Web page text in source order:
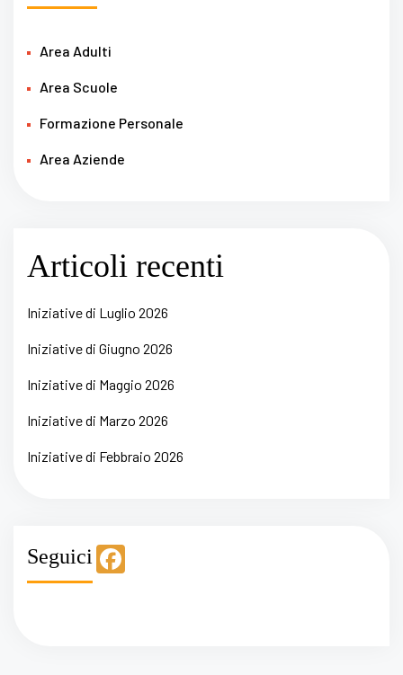
Area Adulti
Area Scuole
Formazione Personale
Area Aziende
Articoli recenti
Iniziative di Luglio 2026
Iniziative di Giugno 2026
Iniziative di Maggio 2026
Iniziative di Marzo 2026
Iniziative di Febbraio 2026
Seguici